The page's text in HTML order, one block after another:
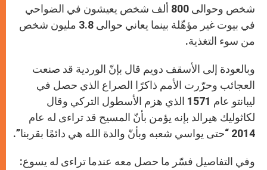
شخص وحوالى 800 ألف شخص يعيشون في الضواحي
في بيوت غير مؤهّلة بينما يعاني حوالى 3.8 مليون شخص
من سوء التغذية.
وبالعودة إلى الأسقف دويم قال بإنّ الوردية قد صنعت
العجائب وحرّرت الأمم ذاكرًا الصراع الذي حصل في
ليبانتو عام 1571 الذي هزم الأسطول التركي وقال
لكاثوليك هيرالد بإنه يؤمن بأنّ المسيح قد تراءى له عام
2014 “حتى يواسي شعبه وبأنّ والدة الله هي دائمًا بقربنا”.
وفي التفاصيل فسّر ما حصل معه عندما تراءى له يسوع: